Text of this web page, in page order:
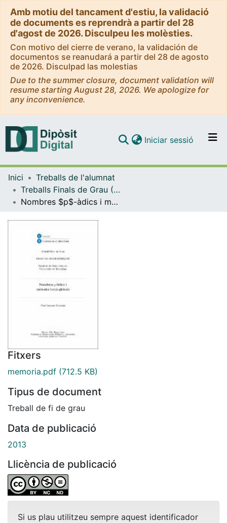
Amb motiu del tancament d'estiu, la validació
de documents es reprendrà a partir del 28
d'agost de 2026. Disculpeu les molèsties.
Con motivo del cierre de verano, la validación de
documentos se reanudará a partir del 28 de agosto
de 2026. Disculpad las molestias
Due to the summer closure, document validation will
resume starting August 28, 2026. We apologize for
any inconvenience.
Navega per tot el DD
Iniciar sessió (current)
Inici
Treballs de l'alumnat
Treballs Finals de Grau (TFG) - Matemàtiques
Nombres $p$-àdics i mètodes local-globals
Fitxers
memoria.pdf (712.5 KB)
Tipus de document
Treball de fi de grau
Data de publicació
2013
Llicència de publicació
Si us plau utilitzeu sempre aquest identificador